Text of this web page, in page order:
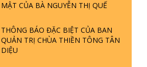
ĐÁP ĐẶC BIỆT P24 - TÁNH PHẬT
HÌNH THÀNH NHƯ THẾ NÀO?
GIỚI CÓ THỜI GIAN KHÔNG? |